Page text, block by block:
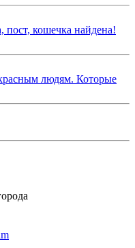
пост, кошечка найдена!
людям. Которые